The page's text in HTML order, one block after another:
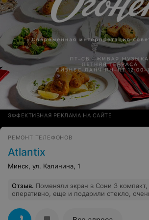
получилось.
ЭФФЕКТИВНАЯ РЕКЛАМА НА САЙТЕ
РЕМОНТ ТЕЛЕФОНОВ
Atlantix
Минск, ул. Калинина, 1
Отзыв. Поменяли экран в Сони 3 компакт,
оперативно, еще и подарили стекло,